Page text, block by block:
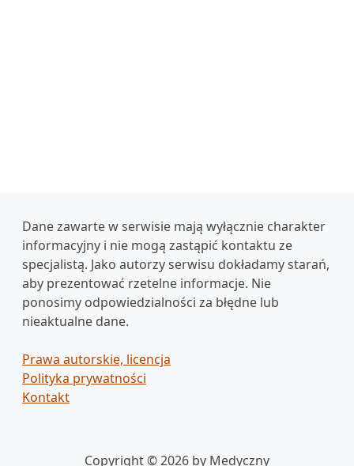
Dane zawarte w serwisie mają wyłącznie charakter
informacyjny i nie mogą zastąpić kontaktu ze
specjalistą. Jako autorzy serwisu dokładamy starań,
aby prezentować rzetelne informacje. Nie
ponosimy odpowiedzialności za błędne lub
nieaktualne dane.
Prawa autorskie, licencja
Polityka prywatności
Kontakt
Copyright © 2026 by Medyczny